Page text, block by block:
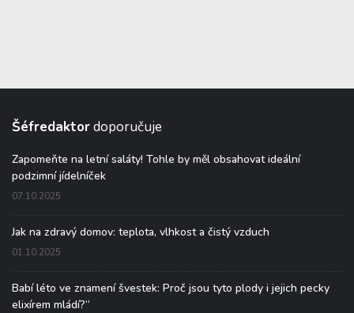
Šéfredaktordoporučuje
Zapomeňte na letní saláty! Tohle by měl obsahovat ideální
podzimní jídelníček
07.10.2025
Jak na zdravý domov: teplota, vlhkost a čistý vzduch
01.10.2025
Babí léto ve znamení švestek: Proč jsou tyto plody i jejich pecky
elixírem mládí?“